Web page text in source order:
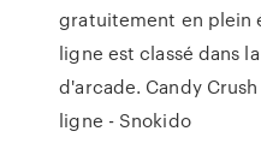
gratuitement en plein
ligne est classé dans
d'arcade. Candy
ligne - Snokido